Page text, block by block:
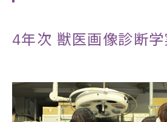
4年次 獣医画像診断学